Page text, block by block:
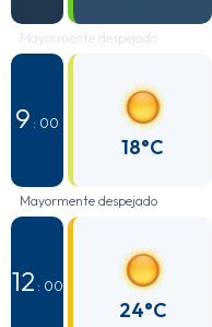
Mayormente despejado
9 : 00
18°C
Mayormente despejado
12 : 00
24°C